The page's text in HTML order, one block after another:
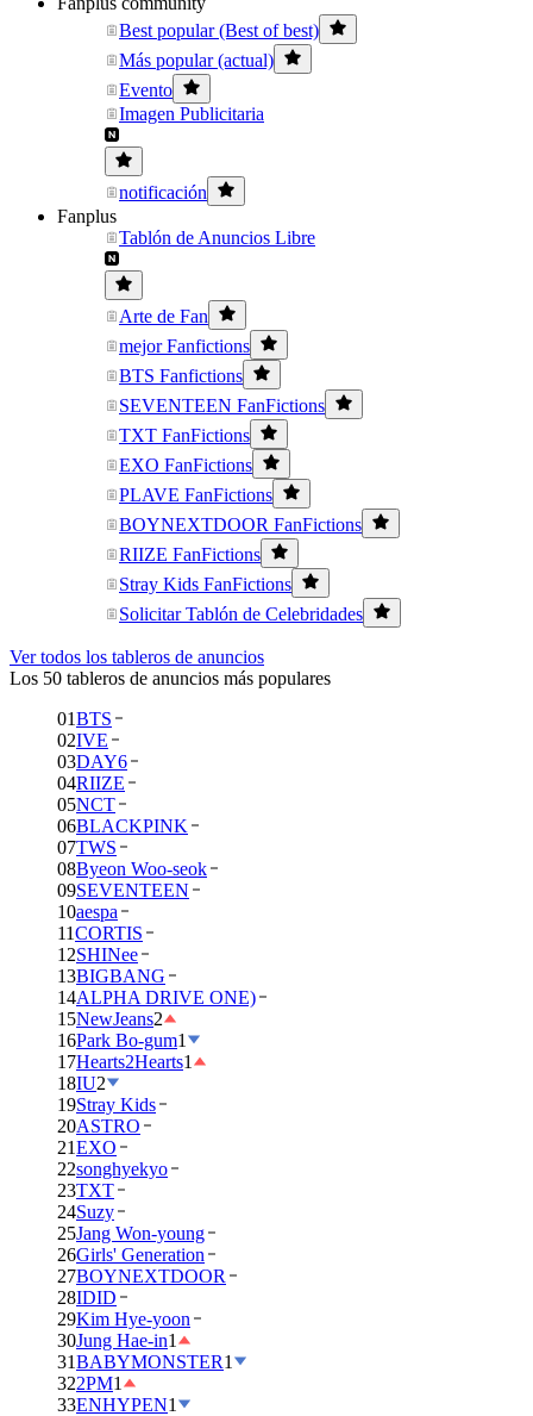
Best popular (Best of best)
Más popular (actual)
Evento
Imagen Publicitaria
notificación
Fanplus
Tablón de Anuncios Libre
Arte de Fan
mejor Fanfictions
BTS Fanfictions
SEVENTEEN FanFictions
TXT FanFictions
EXO FanFictions
PLAVE FanFictions
BOYNEXTDOOR FanFictions
RIIZE FanFictions
Stray Kids FanFictions
Solicitar Tablón de Celebridades
Ver todos los tableros de anuncios
Los 50 tableros de anuncios más populares
01BTS
02IVE
03DAY6
04RIIZE
05NCT
06BLACKPINK
07TWS
08Byeon Woo-seok
09SEVENTEEN
10aespa
11CORTIS
12SHINee
13BIGBANG
14ALPHA DRIVE ONE)
15NewJeans2
16Park Bo-gum1
17Hearts2Hearts1
18IU2
19Stray Kids
20ASTRO
21EXO
22songhyekyo
23TXT
24Suzy
25Jang Won-young
26Girls' Generation
27BOYNEXTDOOR
28IDID
29Kim Hye-yoon
30Jung Hae-in1
31BABYMONSTER1
322PM1
33ENHYPEN1